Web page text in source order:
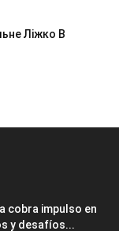
Ліжко В
cobra impulso en
y desafíos...